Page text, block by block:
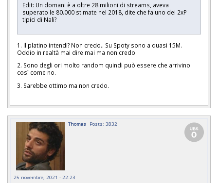
Edit: Un domani è a oltre 28 milioni di streams, aveva
superato le 80.000 stimate nel 2018, dite che fa uno dei 2xP
tipici di Nali?
1. Il platino intendi? Non credo.. Su Spoty sono a quasi 15M.
Oddio in realtà mai dire mai ma non credo.
2. Sono degli ori molto random quindi può essere che arrivino
così come no.
3. Sarebbe ottimo ma non credo.
Thomas Posts: 3832
25 novembre, 2021 - 22:23